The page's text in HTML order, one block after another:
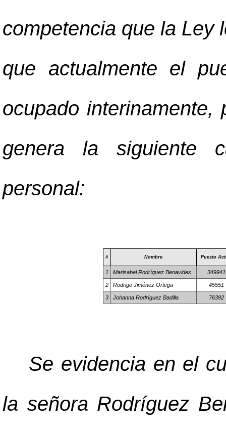
competencia que la Ley
que actualmente el
ocupado
genera la siguiente
personal:
# Nombre Puesto
1 Marisabel Rodríguez Benavides 349941
2 Rodrigo Jiménez Ortega 45551
3 Johanna Rodríguez Badilla 76392
Se evidencia en el
la señora Rodríguez